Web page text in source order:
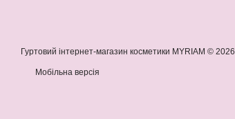
Гуртовий інтернет-магазин косметики MYRIAM © 2026
Мобільна версія